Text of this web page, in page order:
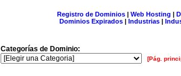
Registro de Dominios| Web Hosting |
Dominios Expirados | Industrias |
Categorías de Dominio:
[Pág.